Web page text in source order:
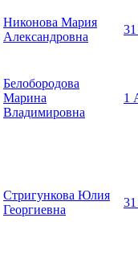
Никонова Мария
Александровна
Белобородова
Марина
Владимировна
1
Стригункова Юлия
Георгиевна